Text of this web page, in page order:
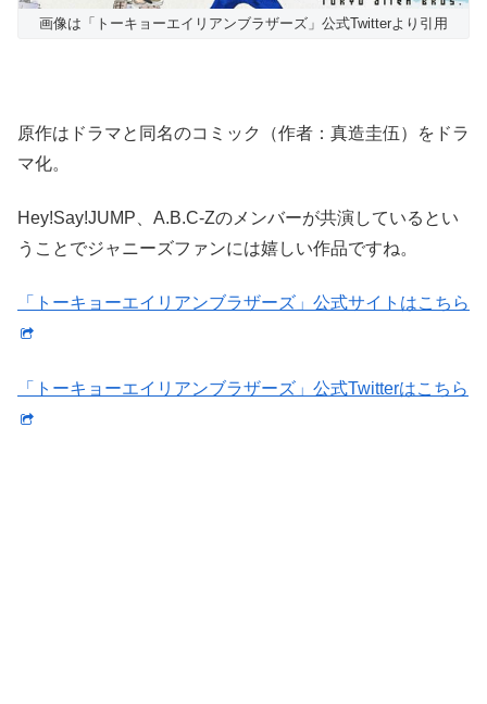
画像は「トーキョーエイリアンブラザーズ」公式Twitterより引用
原作はドラマと同名のコミック（作者：真造圭伍）をドラ
マ化。
Hey!Say!JUMP、A.B.C-Zのメンバーが共演しているとい
うことでジャニーズファンには嬉しい作品ですね。
「トーキョーエイリアンブラザーズ」公式サイトはこちら
「トーキョーエイリアンブラザーズ」公式Twitterはこちら